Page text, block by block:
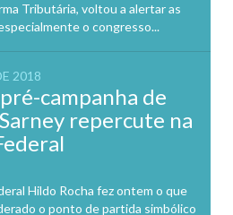
Tributária, voltou a alertar as
o congresso...
2018
campanha de
repercute na
Hildo Rocha fez ontem o que
o ponto de partida simbólico